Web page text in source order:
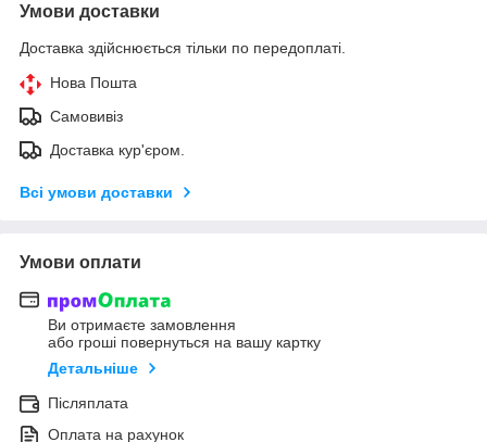
Умови доставки
Доставка здійснюється тільки по передоплаті.
Нова Пошта
Самовивіз
Доставка кур'єром.
Всі умови доставки
Умови оплати
Ви отримаєте замовлення
або гроші повернуться на вашу картку
Детальніше
Післяплата
Оплата на рахунок